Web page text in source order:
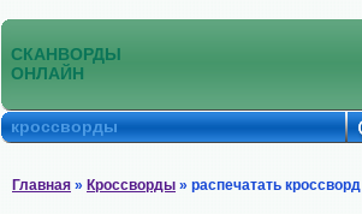
СКАНВОРДЫ
ОНЛАЙН
кроссворды
Главная » Кроссворды » распечатать кроссворд